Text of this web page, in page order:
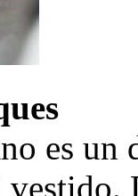
es un